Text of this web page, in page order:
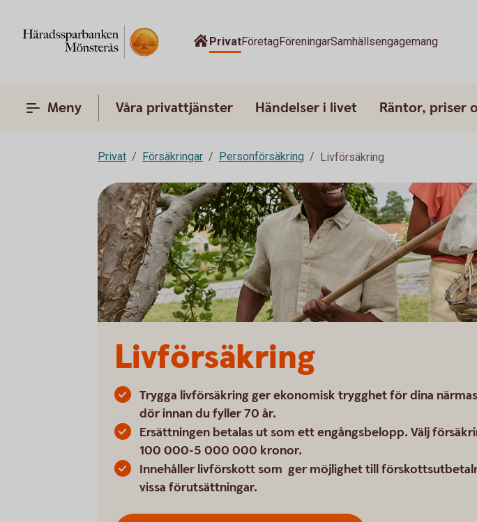
PrivatFöretagFöreningarSamhällsengagemang
Meny Våra privattjänster Händelser i livet Räntor, priser
Privat Försäkringar Personförsäkring Livförsäkring
Livförsäkring
Trygga livförsäkring ger ekonomisk trygghet för dina
dör innan du fyller 70 år.
Ersättningen betalas ut som ett engångsbelopp. Välj
100 000-5 000 000 kronor.
Innehåller livförskott som ger möjlighet till
vissa förutsättningar.